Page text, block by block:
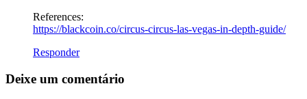
References:
https://blackcoin.co/circus-circus-las-vegas-in-depth-guide/
Responder
Deixe um comentário